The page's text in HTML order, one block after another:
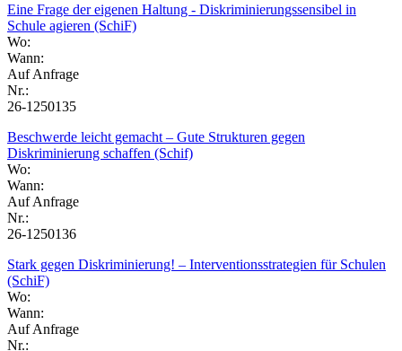
Eine Frage der eigenen Haltung - Diskriminierungssensibel in
Schule agieren (SchiF)
Wo:
Wann:
Auf Anfrage
Nr.:
26-1250135
Beschwerde leicht gemacht – Gute Strukturen gegen
Diskriminierung schaffen (Schif)
Wo:
Wann:
Auf Anfrage
Nr.:
26-1250136
Stark gegen Diskriminierung! – Interventionsstrategien für Schulen
(SchiF)
Wo:
Wann:
Auf Anfrage
Nr.: